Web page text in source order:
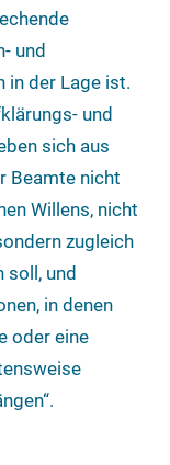
und
in der Lage ist.
und
sich aus
Beamte nicht
Willens, nicht
zugleich
soll, und
in denen
oder eine